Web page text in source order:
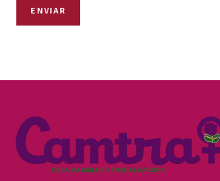
ENVIAR